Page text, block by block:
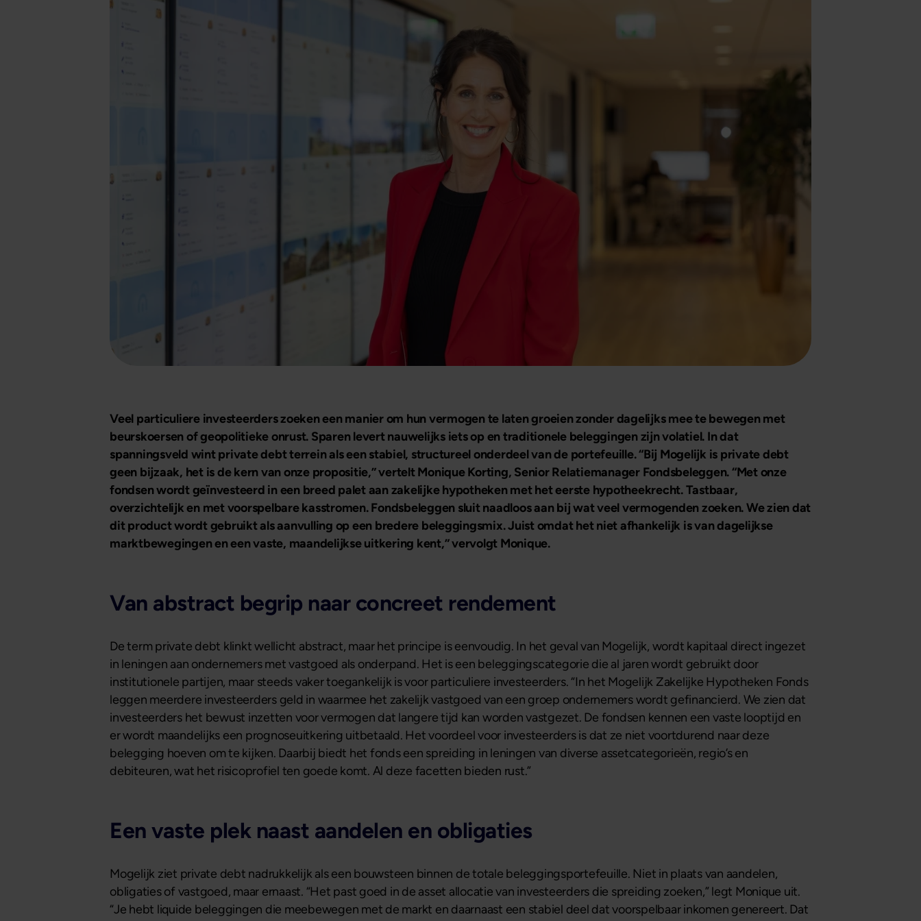
Veel particuliere investeerders zoeken een manier om hun vermogen te laten groeien zonder dagelijks mee te bewegen met
beurskoersen of geopolitieke onrust. Sparen levert nauwelijks iets op en traditionele beleggingen zijn volatiel. In dat
spanningsveld wint private debt terrein als een stabiel, structureel onderdeel van de portefeuille. “Bij Mogelijk is private debt
geen bijzaak, het is de kern van onze propositie,” vertelt Monique Korting, Senior Relatiemanager Fondsbeleggen. “Met onze
fondsen wordt geïnvesteerd in een breed palet aan zakelijke hypotheken met het eerste hypotheekrecht. Tastbaar,
overzichtelijk en met voorspelbare kasstromen. Fondsbeleggen sluit naadloos aan bij wat veel vermogenden zoeken. We zien dat
dit product wordt gebruikt als aanvulling op een bredere beleggingsmix. Juist omdat het niet afhankelijk is van dagelijkse
marktbewegingen en een vaste, maandelijkse uitkering kent,” vervolgt Monique.
Van abstract begrip naar concreet rendement
De term private debt klinkt wellicht abstract, maar het principe is eenvoudig. In het geval van Mogelijk, wordt kapitaal direct ingezet
in leningen aan ondernemers met vastgoed als onderpand. Het is een beleggingscategorie die al jaren wordt gebruikt door
institutionele partijen, maar steeds vaker toegankelijk is voor particuliere investeerders. “In het Mogelijk Zakelijke Hypotheken Fonds
leggen meerdere investeerders geld in waarmee het zakelijk vastgoed van een groep ondernemers wordt gefinancierd. We zien dat
investeerders het bewust inzetten voor vermogen dat langere tijd kan worden vastgezet. De fondsen kennen een vaste looptijd en
er wordt maandelijks een prognoseuitkering uitbetaald. Het voordeel voor investeerders is dat ze niet voortdurend naar deze
belegging hoeven om te kijken. Daarbij biedt het fonds een spreiding in leningen van diverse assetcategorieën, regio’s en
debiteuren, wat het risicoprofiel ten goede komt. Al deze facetten bieden rust.”
Een vaste plek naast aandelen en obligaties
Mogelijk ziet private debt nadrukkelijk als een bouwsteen binnen de totale beleggingsportefeuille. Niet in plaats van aandelen,
obligaties of vastgoed, maar ernaast. “Het past goed in de asset allocatie van investeerders die spreiding zoeken,” legt Monique uit.
“Je hebt liquide beleggingen die meebewegen met de markt en daarnaast een stabiel deel dat voorspelbaar inkomen genereert. Dat